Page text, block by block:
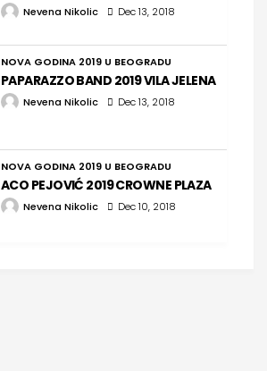
Nevena Nikolic Dec 13, 2018
NOVA GODINA 2019 U BEOGRADU
PAPARAZZO BAND 2019 VILA JELENA
Nevena Nikolic Dec 13, 2018
NOVA GODINA 2019 U BEOGRADU
ACO PEJOVIĆ 2019 CROWNE PLAZA
Nevena Nikolic Dec 10, 2018